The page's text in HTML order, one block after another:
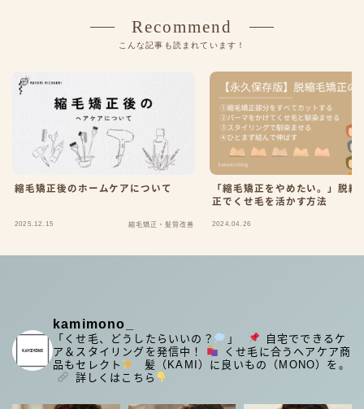
Recommend
こんな記事も読まれています！
縮毛矯正後のホームケアについて
2025.12.15 縮毛矯正・髪質改善
「縮毛矯正をやめたい。」脱縮
正でくせ毛を活かす方法
2024.04.26
kamimono_
「くせ毛、どうしたらいいの？ 」
自宅でできるケ
ア＆スタイリングを発信中！
くせ毛に合うヘアケア商
品もセレクト
髪（KAMI）に良いもの（MONO）を。
詳しくはこちら